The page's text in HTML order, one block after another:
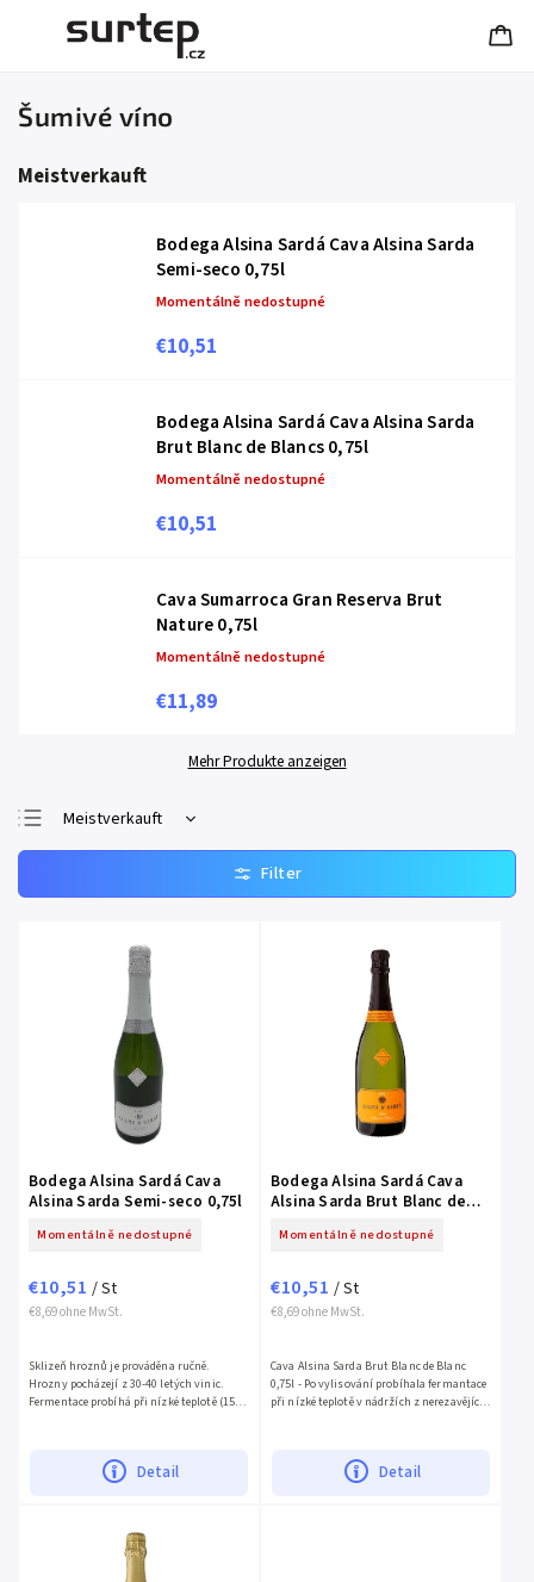
Šumivé víno
Meistverkauft
Bodega Alsina Sardá Cava Alsina Sarda
Semi-seco 0,75l
Momentálně nedostupné
€10,51
Bodega Alsina Sardá Cava Alsina Sarda
Brut Blanc de Blancs 0,75l
Momentálně nedostupné
€10,51
Cava Sumarroca Gran Reserva Brut
Nature 0,75l
Momentálně nedostupné
€11,89
Mehr Produkte anzeigen
Meistverkauft
Günstigste
Teuerste
Bodega Alsina Sardá Cava
Alsina Sarda Semi-seco 0,75l
Momentálně nedostupné
€8,69 ohne MwSt.
€10,51 / St
Detail
Sklizeň hroznů je prováděna ručně.
Hrozny pocházejí z 30-40 letých vinic.
Fermentace probíhá při nízké teplotě (15°C)
Bodega Alsina Sardá Cava
Alsina Sarda Brut Blanc de
Momentálně nedostupné
€8,69 ohne MwSt.
€10,51 / St
Detail
Cava Alsina Sarda Brut Blanc de Blanc
0,75l - Po vylisování probíhala fermantace
při nízké teplotě v nádržích z nerezavějící